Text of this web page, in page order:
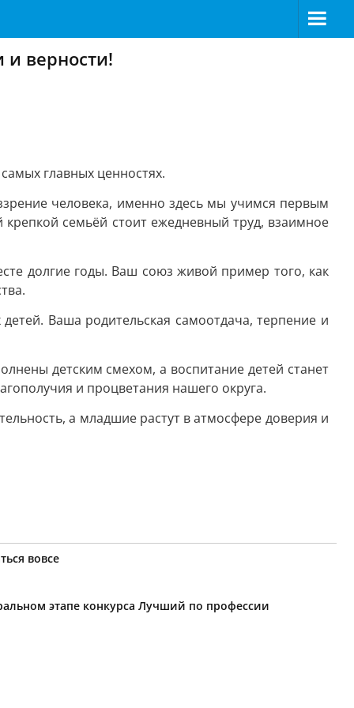
верности!
главных ценностях.
человека, именно здесь мы учимся первым
семьёй стоит ежедневный труд, взаимное
долгие годы. Ваш союз живой пример того, как
Ваша родительская самоотдача, терпение и
детским смехом, а воспитание детей станет
и процветания нашего округа.
а младшие растут в атмосфере доверия и
вовсе
этапе конкурса Лучший по профессии